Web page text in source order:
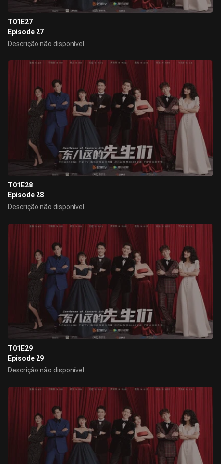
T01E27
Episode 27
Descrição não disponível
T01E28
Episode 28
Descrição não disponível
T01E29
Episode 29
Descrição não disponível